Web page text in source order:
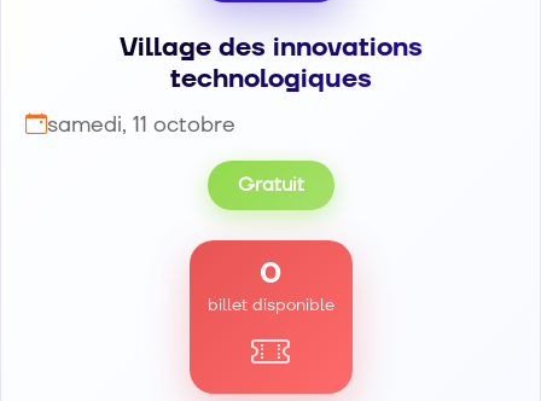
Village des innovations
technologiques
samedi, 11 octobre
Gratuit
0
billet disponible